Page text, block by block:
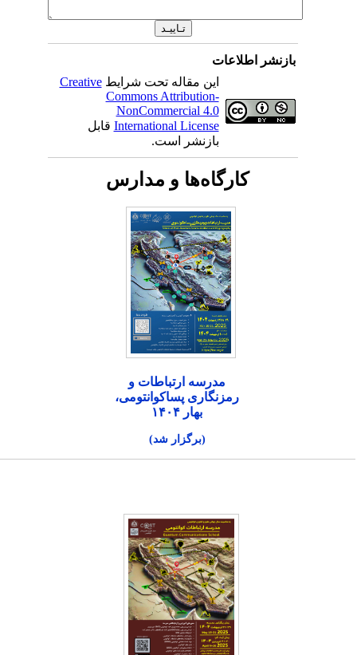
بازنشر اطلاعات
این مقاله تحت شرایطCreative
Commons Attribution-
NonCommercial 4.0
International Licenseقابل
بازنشر است.
کارگاه‌ها و مدارس
مدرسه ارتباطات و
رمزنگاری پساکوانتومی،
بهار ۱۴۰۴
(برگزار شد)